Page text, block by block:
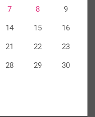
7 8 9
14 15 16
21 22 23
28 29 30